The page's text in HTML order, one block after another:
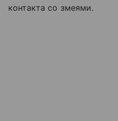
контакта со змеями.